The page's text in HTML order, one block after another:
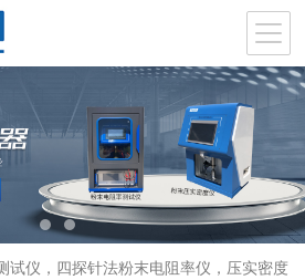
试仪，四探针法粉末电阻率仪，压实密度